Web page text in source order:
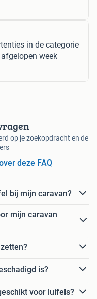
in de categorie
week
op je zoekopdracht en de
deze FAQ
bij mijn caravan?
mijn caravan
is?
voor luifels?